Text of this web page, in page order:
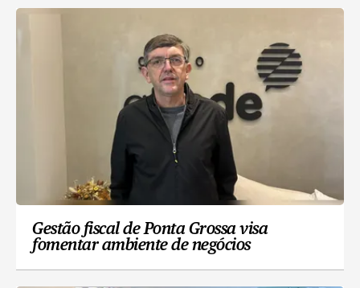
Gestão fiscal de Ponta Grossa visa
fomentar ambiente de negócios